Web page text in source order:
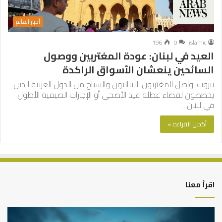
أخبار العالم
islamic
0
196
العيد في لبنان: عودة المغتربين ووصول
السائحين ينعشان الأسواق الراكدة
بيروت: واصل المغتربون اللبنانيون والسياح من الدول العربية الذين
يخططون لقضاء عطلة عيد الأضحى أو الإجازات الصيفية الأطول
في لبنان…
أكمل القراءة »
اقرأ معنا
كيف